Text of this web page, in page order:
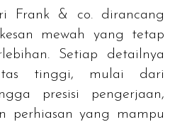
Frank & co. dirancang
mewah yang tetap
Setiap detailnya
tinggi, mulai dari
presisi pengerjaan,
perhiasan yang mampu